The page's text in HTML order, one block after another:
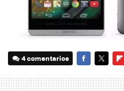
4 comentarios